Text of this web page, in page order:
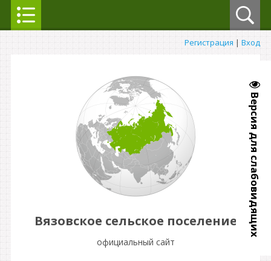
Версия для слабовидящих
Регистрация | Вход
Вязовское сельское поселение
официальный сайт